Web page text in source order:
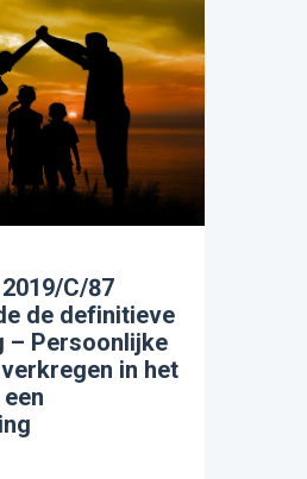
C/87
de definitieve
– Persoonlijke
in het